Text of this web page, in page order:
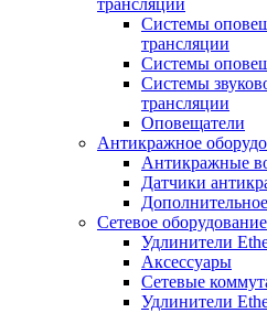
трансляции
Системы
трансляции
Системы
Системы
трансляции
Оповещатели
Антикражное
Антикражные
Датчики
Сетевое оборудование
Удлинители
Аксессуары
Сетевые
Удлинители